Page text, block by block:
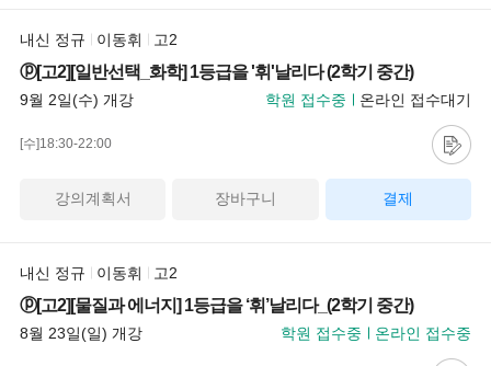
내신 정규 이동휘 고2
ⓟ[고2][일반선택_화학] 1등급을 '휘'날리다 (2학기 중간)
9월 2일(수) 개강 학원 접수중 온라인 접수대기
[수]18:30-22:00
강의계획서 장바구니 결제
내신 정규 이동휘 고2
ⓟ[고2][물질과 에너지] 1등급을 ‘휘’날리다_(2학기 중간)
8월 23일(일) 개강 학원 접수중 온라인 접수중